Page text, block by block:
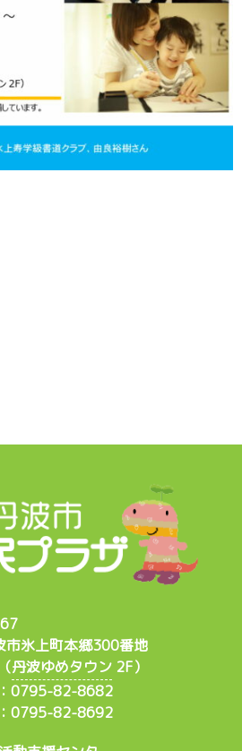
市氷上町本郷300番地
（丹波ゆめタウン 2F）
0795-82-8682
0795-82-8692